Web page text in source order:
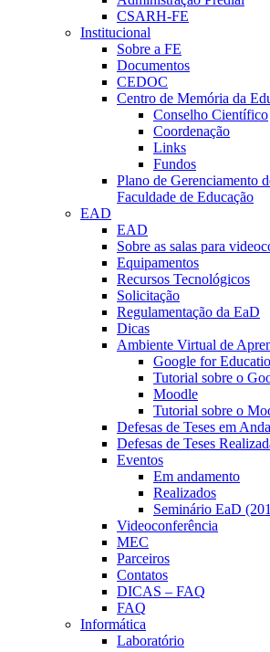
CSARH-FE
Institucional
Sobre a FE
Documentos
CEDOC
Centro de Memória da
Conselho Científico
Coordenação
Links
Fundos
Plano de Gerenciamento
Faculdade de Educação
EAD
EAD
Sobre as salas para
Equipamentos
Recursos Tecnológicos
Solicitação
Regulamentação da EaD
Dicas
Ambiente Virtual de
Google for
Tutorial sobre o
Moodle
Tutorial sobre o
Defesas de Teses em
Defesas de Teses
Eventos
Em andamento
Realizados
Seminário EaD
Videoconferência
MEC
Parceiros
Contatos
DICAS – FAQ
FAQ
Informática
Laboratório